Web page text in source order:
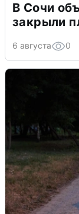
В Сочи
закрыли
6 августа 0